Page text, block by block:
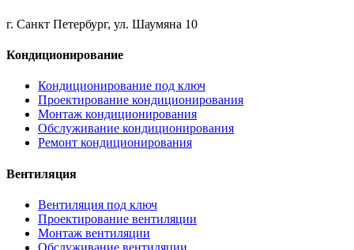
г. Санкт Петербург, ул. Шаумяна 10
Кондиционирование
Кондиционирование под ключ
Проектирование кондиционирования
Монтаж кондиционирования
Обслуживание кондиционирования
Ремонт кондиционирования
Вентиляция
Вентиляция под ключ
Проектирование вентиляции
Монтаж вентиляции
Обслуживание вентиляции